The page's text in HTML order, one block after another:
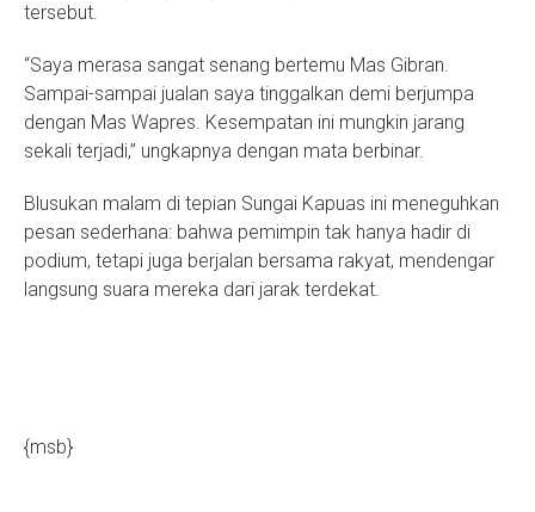
tersebut.
“Saya merasa sangat senang bertemu Mas Gibran.
Sampai-sampai jualan saya tinggalkan demi berjumpa
dengan Mas Wapres. Kesempatan ini mungkin jarang
sekali terjadi,” ungkapnya dengan mata berbinar.
Blusukan malam di tepian Sungai Kapuas ini meneguhkan
pesan sederhana: bahwa pemimpin tak hanya hadir di
podium, tetapi juga berjalan bersama rakyat, mendengar
langsung suara mereka dari jarak terdekat.
{msb}